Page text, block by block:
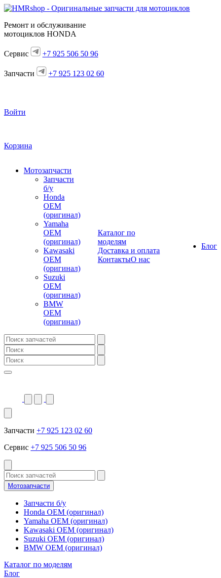
Ремонт и обслуживание
мотоциклов HONDA
Сервис +7 925 506 50 96
Запчасти +7 925 123 02 60
Войти
Корзина
Мотозапчасти
Запчасти
б/у
Honda
OEM
(оригинал)
Yamaha
OEM
(оригинал)
Kawasaki
OEM
(оригинал)
Suzuki
OEM
(оригинал)
BMW
OEM
(оригинал)
Каталог по
моделям
Доставка и оплата
КонтактыО нас
Блог
Запчасти +7 925 123 02 60
Сервис +7 925 506 50 96
Мотозапчасти
Запчасти б/у
Honda OEM (оригинал)
Yamaha OEM (оригинал)
Kawasaki OEM (оригинал)
Suzuki OEM (оригинал)
BMW OEM (оригинал)
Каталог по моделям
Блог